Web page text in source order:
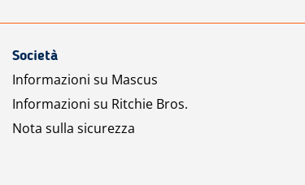
Società
Informazioni su Mascus
Informazioni su Ritchie Bros.
Nota sulla sicurezza